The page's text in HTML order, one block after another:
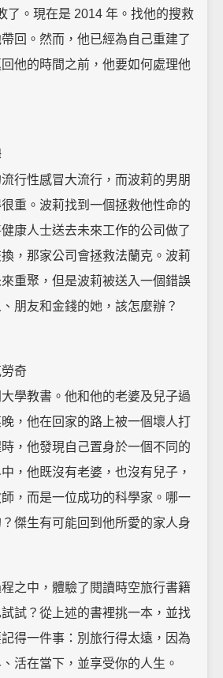
了。現在是 2014 年。找他的搜救
回。然而，他已經為自己重建了
他的時間之前，他要如何處理他
行性感冒大流行，而波莉的男朋
重。波莉找到一個拯救他性命的
康人士送去未來工作的公司做了
，那家公司會拯救法蘭克。波莉
重聚，但是波莉被送入一個錯誤
朋友和金錢的她，該怎麼辦？
奇
學教書。他和他的老婆及兒子過
，他在回家的路上被一個壞人打
，他發現自己置身於一個不同的
，他既沒有老婆，也沒有兒子，
，而是一位成功的科學家。哪一
傑生有可能回到他所愛的家人身
之中，體驗了閱讀時空旅行書籍
試？從上述的書裡挑一本，並找
得一件事：別旅行得太遠，因為
活在當下，並享受你的人生。